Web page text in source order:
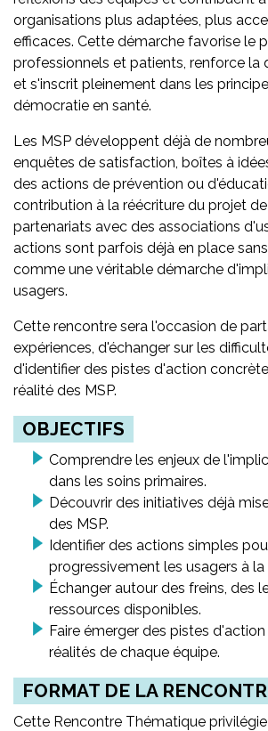
organisations plus adaptées, plus
efficaces. Cette démarche favorise le
professionnels et patients, renforce la
et s'inscrit pleinement dans les
démocratie en santé.
Les MSP développent déjà de
enquêtes de satisfaction, boîtes à
des actions de prévention ou
contribution à la réécriture du projet
partenariats avec des associations
actions sont parfois déjà en place
comme une véritable démarche
usagers.
Cette rencontre sera l'occasion de
expériences, d'échanger sur les
d'identifier des pistes d'action
réalité des MSP.
OBJECTIFS
Comprendre les enjeux de
dans les soins primaires.
Découvrir des initiatives déjà
des MSP.
Identifier des actions simples
progressivement les usagers à la
Échanger autour des freins, des
ressources disponibles.
Faire émerger des pistes
réalités de chaque équipe.
FORMAT DE LA
Cette Rencontre Thématique